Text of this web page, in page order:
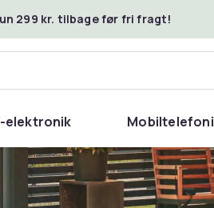
299 kr. tilbage før fri fragt!
elektronik Mobiltelefoni